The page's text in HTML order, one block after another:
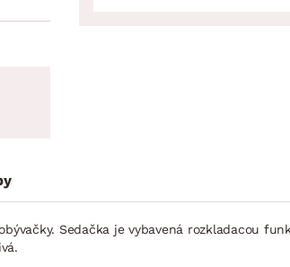
Sedačka je vybavená rozkladacou